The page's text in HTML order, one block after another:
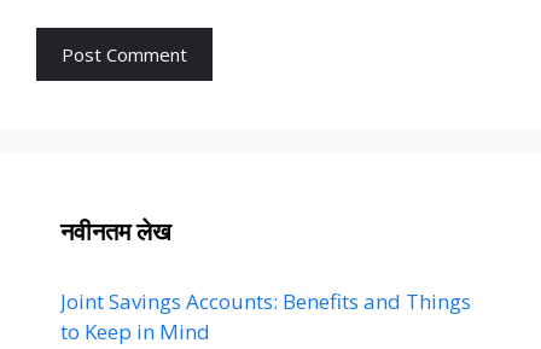
नवीनतम लेख
Joint Savings Accounts: Benefits and Things
to Keep in Mind